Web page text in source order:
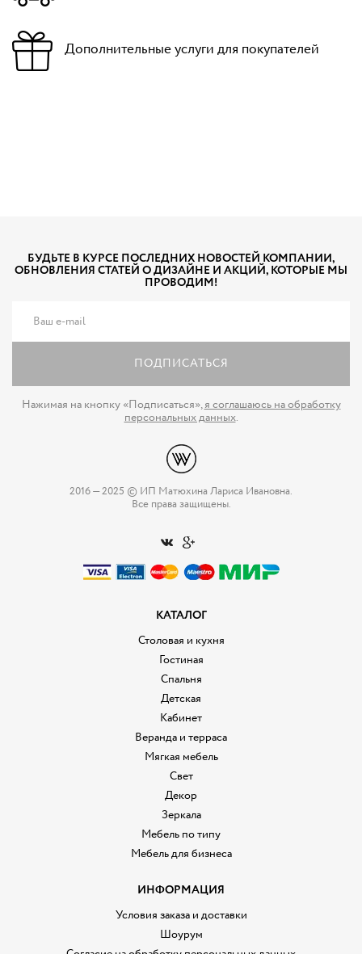
Дополнительные услуги для покупателей
БУДЬТЕ В КУРСЕ ПОСЛЕДНИХ НОВОСТЕЙ КОМПАНИИ,
ОБНОВЛЕНИЯ СТАТЕЙ О ДИЗАЙНЕ И АКЦИЙ, КОТОРЫЕ МЫ
ПРОВОДИМ!
ПОДПИСАТЬСЯ
Нажимая на кнопку «Подписаться»,я соглашаюсь на обработку
персональных данных.
2016 — 2025 © ИП Матюхина Лариса Ивановна.
Все права защищены.
КАТАЛОГ
Столовая и кухня
Гостиная
Спальня
Детская
Кабинет
Веранда и терраса
Мягкая мебель
Свет
Декор
Зеркала
Мебель по типу
Мебель для бизнеса
ИНФОРМАЦИЯ
Условия заказа и доставки
Шоурум